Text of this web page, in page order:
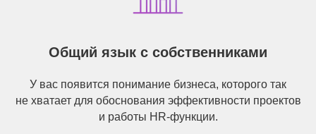
Общий язык с собственниками
У вас появится понимание бизнеса, которого так
не хватает для обоснования эффективности проектов
и работы HR-функции.